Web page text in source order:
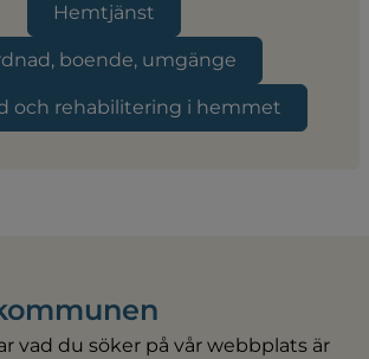
Hemtjänst
boende, umgänge
och rehabilitering i hemmet
vad du söker på vår webbplats är